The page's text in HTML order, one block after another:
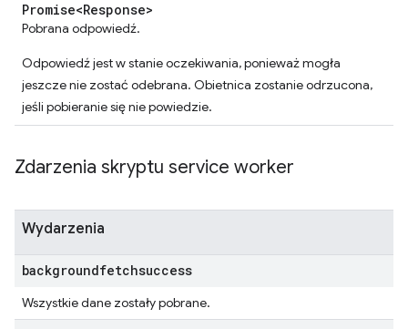
Promise<Response>
Pobrana odpowiedź.
Odpowiedź jest w stanie oczekiwania, ponieważ mogła
jeszcze nie zostać odebrana. Obietnica zostanie odrzucona,
jeśli pobieranie się nie powiedzie.
Zdarzenia skryptu service worker
Wydarzenia
backgroundfetchsuccess
Wszystkie dane zostały pobrane.